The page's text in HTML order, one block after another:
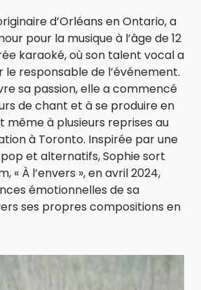
d’Orléans en Ontario, a
pour la musique à l’âge de 12
karaoké, où son talent vocal a
responsable de l’événement.
sa passion, elle a commencé
de chant et à se produire en
même à plusieurs reprises au
à Toronto. Inspirée par une
et alternatifs, Sophie sort
« À l’envers », en avril 2024,
émotionnelles de sa
ses propres compositions en